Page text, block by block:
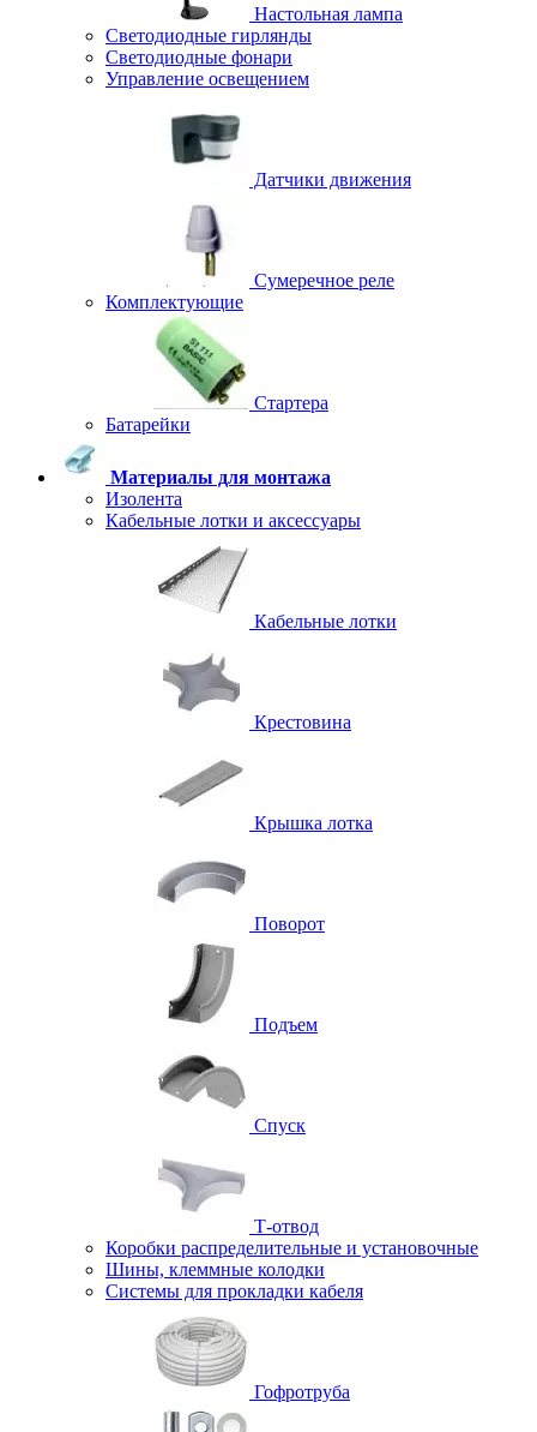
Настольная лампа
Светодиодные гирлянды
Светодиодные фонари
Управление освещением
Датчики движения
Сумеречное реле
Комплектующие
Стартера
Батарейки
Материалы для монтажа
Изолента
Кабельные лотки и аксессуары
Кабельные лотки
Крестовина
Крышка лотка
Поворот
Подъем
Спуск
Т-отвод
Коробки распределительные и установочные
Шины, клеммные колодки
Системы для прокладки кабеля
Гофротруба